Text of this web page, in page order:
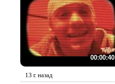
00:00:40
13 г. назад